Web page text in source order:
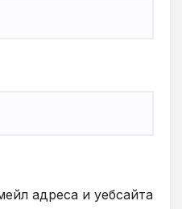
адреса и уебсайта